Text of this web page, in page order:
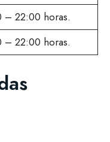
– 22:00 horas.
– 22:00 horas.